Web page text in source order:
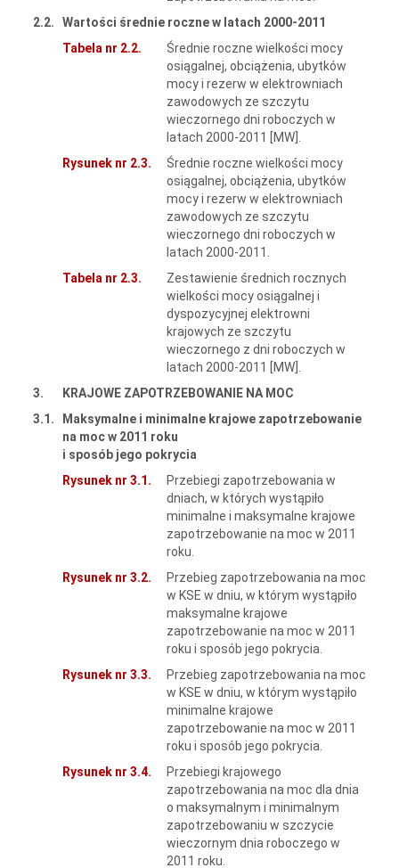
2.2.
Wartości średnie roczne w latach 2000-2011
Tabela nr 2.2.
Średnie roczne wielkości mocy
osiągalnej, obciążenia, ubytków
mocy i rezerw w elektrowniach
zawodowych ze szczytu
wieczornego dni roboczych w
latach 2000-2011 [MW].
Rysunek nr 2.3.
Średnie roczne wielkości mocy
osiągalnej, obciążenia, ubytków
mocy i rezerw w elektrowniach
zawodowych ze szczytu
wieczornego dni roboczych w
latach 2000-2011.
Tabela nr 2.3.
Zestawienie średnich rocznych
wielkości mocy osiągalnej i
dyspozycyjnej elektrowni
krajowych ze szczytu
wieczornego z dni roboczych w
latach 2000-2011 [MW].
3.
KRAJOWE ZAPOTRZEBOWANIE NA MOC
3.1.
Maksymalne i minimalne krajowe zapotrzebowanie
na moc w 2011 roku
i sposób jego pokrycia
Rysunek nr 3.1.
Przebiegi zapotrzebowania w
dniach, w których wystąpiło
minimalne i maksymalne krajowe
zapotrzebowanie na moc w 2011
roku.
Rysunek nr 3.2.
Przebieg zapotrzebowania na moc
w KSE w dniu, w którym wystąpiło
maksymalne krajowe
zapotrzebowanie na moc w 2011
roku i sposób jego pokrycia.
Rysunek nr 3.3.
Przebieg zapotrzebowania na moc
w KSE w dniu, w którym wystąpiło
minimalne krajowe
zapotrzebowanie na moc w 2011
roku i sposób jego pokrycia.
Rysunek nr 3.4.
Przebiegi krajowego
zapotrzebowania na moc dla dnia
o maksymalnym i minimalnym
zapotrzebowaniu w szczycie
wieczornym dnia roboczego w
2011 roku.